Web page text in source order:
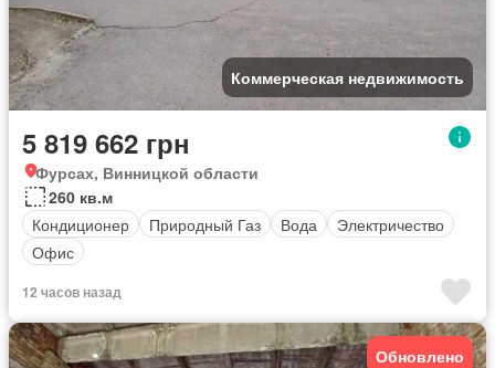
Коммерческая недвижимость
5 819 662 грн
Фурсах, Винницкой области
260 кв.м
Кондиционер
Природный Газ Вода
Электричество
Офис
12 часов назад
Обновлено